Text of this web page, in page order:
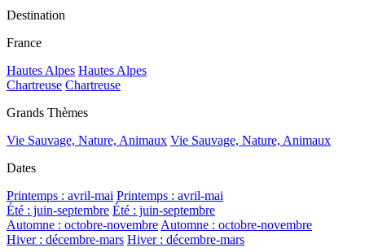
Destination
France
Hautes Alpes Hautes Alpes
Chartreuse Chartreuse
Grands Thèmes
Vie Sauvage, Nature, Animaux Vie Sauvage, Nature, Animaux
Dates
Printemps : avril-mai Printemps : avril-mai
Été : juin-septembre Été : juin-septembre
Automne : octobre-novembre Automne : octobre-novembre
Hiver : décembre-mars Hiver : décembre-mars